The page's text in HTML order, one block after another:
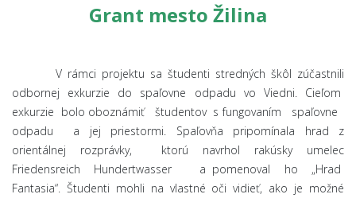
Grant mesto Žilina
V rámci projektu sa študenti stredných škôl zúčastnili
odbornej exkurzie do spaľovne odpadu vo Viedni. Cieľom
exkurzie bolo oboznámiť študentov s fungovaním spaľovne
odpadu a jej priestormi. Spaľovňa pripomínala hrad z
orientálnej rozprávky, ktorú navrhol rakúsky umelec
Friedensreich Hundertwasser a pomenoval ho „Hrad
Fantasia“. Študenti mohli na vlastné oči vidieť, ako je možné